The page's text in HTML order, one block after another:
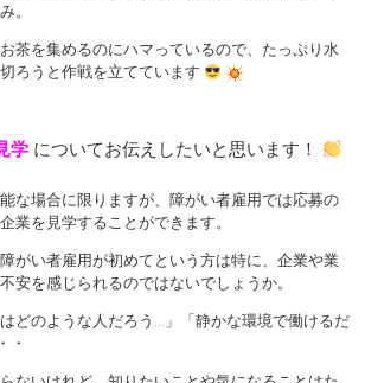
。
茶を集めるのにハマっているので、たっぷり水
ろうと作戦を立てています
学 についてお伝えしたいと思います！
な場合に限りますが、障がい者雇用では応募の
業を見学することができます。
がい者雇用が初めてという方は特に、企業や業
安を感じられるのではないでしょうか。
どのような人だろう…」「静かな環境で働けるだ
・